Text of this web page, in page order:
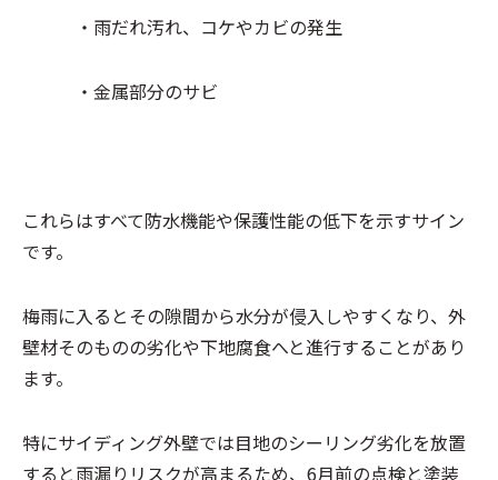
・雨だれ汚れ、コケやカビの発生
・金属部分のサビ
これらはすべて防水機能や保護性能の低下を示すサイン
です。
梅雨に入るとその隙間から水分が侵入しやすくなり、外
壁材そのものの劣化や下地腐食へと進行することがあり
ます。
特にサイディング外壁では目地のシーリング劣化を放置
すると雨漏りリスクが高まるため、6月前の点検と塗装